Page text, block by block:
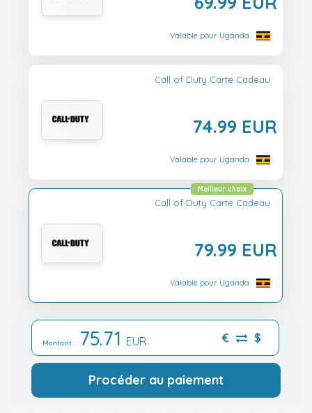
Valable pour Uganda
Call of Duty Carte Cadeau
74.99 EUR
Valable pour Uganda
Call of Duty Carte Cadeau
79.99 EUR
Meilleur choix
Valable pour Uganda
Montant : 75.71 EUR € $
Procéder au paiement